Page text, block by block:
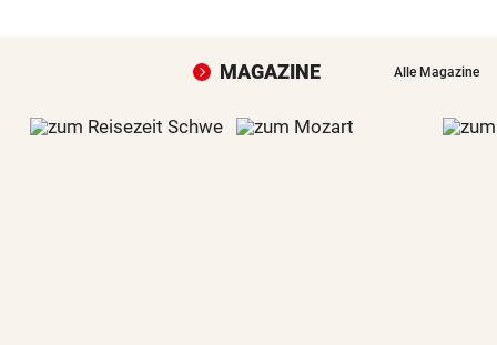
MAGAZINE Alle Magazine